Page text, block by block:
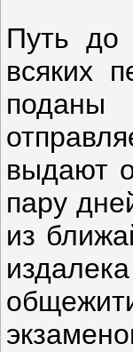
Путь до
всяких
поданы
выдают
пару
из